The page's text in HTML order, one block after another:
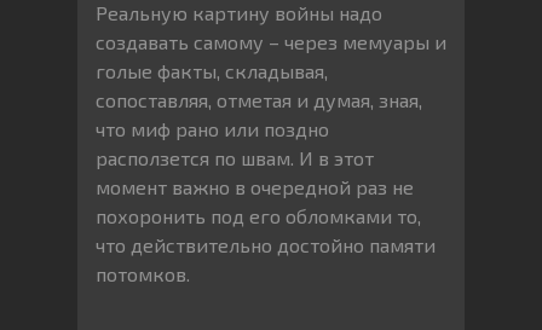
Реальную картину войны надо
создавать самому – через мемуары и
голые факты, складывая,
сопоставляя, отметая и думая, зная,
что миф рано или поздно
расползется по швам. И в этот
момент важно в очередной раз не
похоронить под его обломками то,
что действительно достойно памяти
потомков.